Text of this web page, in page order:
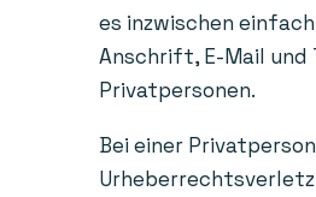
es inzwischen
Anschrift, E-Mail und
Privatpersonen.
Bei einer